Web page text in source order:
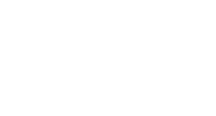
les activités de plein air une grande
ou de simples balades à travers la